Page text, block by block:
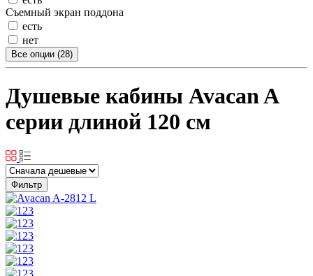
Съемный экран поддона
есть
нет
Все опции (28)
Душевые кабины Avacan A
серии длиной 120 см
Фильтр